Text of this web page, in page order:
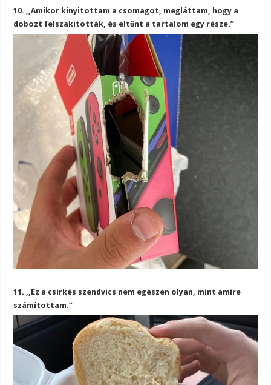
10. ,,Amikor kinyitottam a csomagot, megláttam, hogy a
dobozt felszakították, és eltűnt a tartalom egy része.”
11. ,,Ez a csirkés szendvics nem egészen olyan, mint amire
számítottam.”